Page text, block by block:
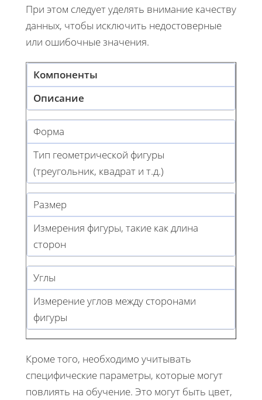
При этом следует уделять внимание качеству
данных, чтобы исключить недостоверные
или ошибочные значения.
Компоненты
Описание
Форма
Тип геометрической фигуры
(треугольник, квадрат и т.д.)
Размер
Измерения фигуры, такие как длина
сторон
Углы
Измерение углов между сторонами
фигуры
Кроме того, необходимо учитывать
специфические параметры, которые могут
повлиять на обучение. Это могут быть цвет,